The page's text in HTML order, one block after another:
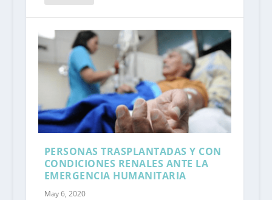
PERSONAS TRASPLANTADAS Y CON
CONDICIONES RENALES ANTE LA
EMERGENCIA HUMANITARIA
May 6, 2020